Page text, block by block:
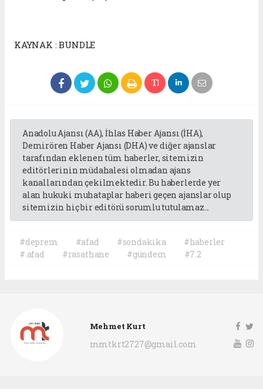
KAYNAK : BUNDLE
Anadolu Ajansı (AA), İhlas Haber Ajansı (İHA),
Demirören Haber Ajansı (DHA) ve diğer ajanslar
tarafından eklenen tüm haberler, sitemizin
editörlerinin müdahalesi olmadan ajans
kanallarından çekilmektedir. Bu haberlerde yer
alan hukuki muhataplar haberi geçen ajanslar olup
sitemizin hiç bir editörü sorumlu tutulamaz...
#deprem #afad #sondakika
#haberler
#.afad
#rasathane #gündem #7.2
Mehmet Kurt
mmtkrt2727@gmail.com